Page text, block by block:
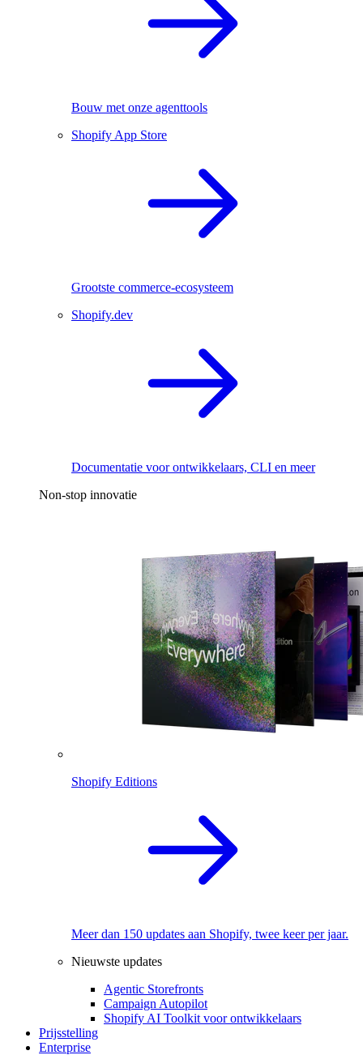
Bouw met onze agenttools
Shopify App Store
Grootste commerce-ecosysteem
Shopify.dev
Documentatie voor ontwikkelaars, CLI en meer
Non-stop innovatie
Shopify Editions
Meer dan 150 updates aan Shopify, twee keer per jaar.
Nieuwste updates
Agentic Storefronts
Campaign Autopilot
Shopify AI Toolkit voor ontwikkelaars
Prijsstelling
Enterprise